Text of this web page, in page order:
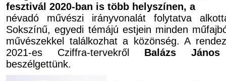
fesztivál 2020-ban is több helyszínen, a
névadó művészi irányvonalát folytatva
Sokszínű, egyedi témájú estjein minden
művészekkel találkozhat a közönség. A
2021-es Cziffra-tervekről Balázs János
beszélgettünk.